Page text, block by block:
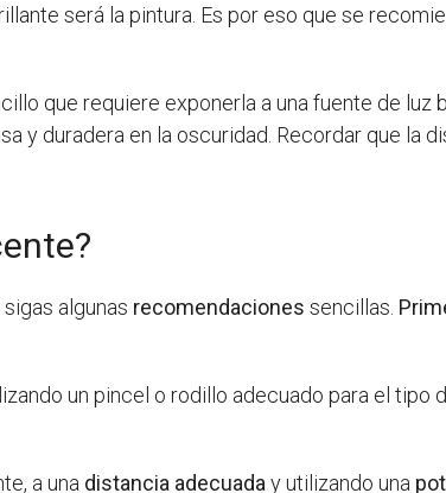
será la pintura. Es por eso que se
que requiere exponerla a una fuente de luz
y duradera en la oscuridad. Recordar que la
algunas recomendaciones sencillas.
un pincel o rodillo adecuado para el tipo
a una distancia adecuada y utilizando una